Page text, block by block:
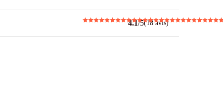
4.1/5(18 avis)